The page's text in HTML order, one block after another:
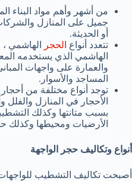
من أشهر وأهم مواد البناء
جميل على المنازل
أو الحديثة.
تتعدد أنواع الحجر
الهاشمي
الهاشمي الذي يستخدمه
والعمارة على واجهات
المساجد والأسوار.
توجد أنواع مختلفة من
الأحجار في المنازل والفلل
بسبب متانتها وكذلك
الأرضيات ومحيطها وكذلك
أنواع وتكاليف حجر الواجهة
أصبحت تكاليف التشطيب